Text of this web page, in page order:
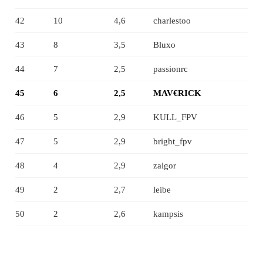
42 10 4,6 charlestoo
43 8 3,5 Bluxo
44 7 2,5 passionrc
45 6 2,5 MAV€RICK
46 5 2,9 KULL_FPV
47 5 2,9 bright_fpv
48 4 2,9 zaigor
49 2 2,7 leibe
50 2 2,6 kampsis